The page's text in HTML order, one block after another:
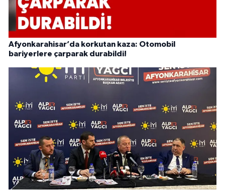
Afyonkarahisar’da korkutan kaza: Otomobil
bariyerlere çarparak durabildi!